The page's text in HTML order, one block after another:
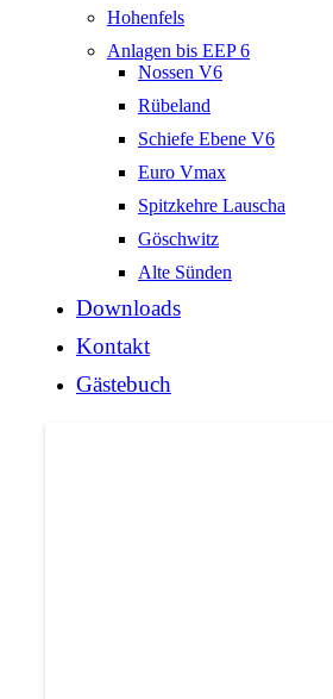
Hohenfels
Anlagen bis EEP 6
Nossen V6
Rübeland
Schiefe Ebene V6
Euro Vmax
Spitzkehre Lauscha
Göschwitz
Alte Sünden
Downloads
Kontakt
Gästebuch